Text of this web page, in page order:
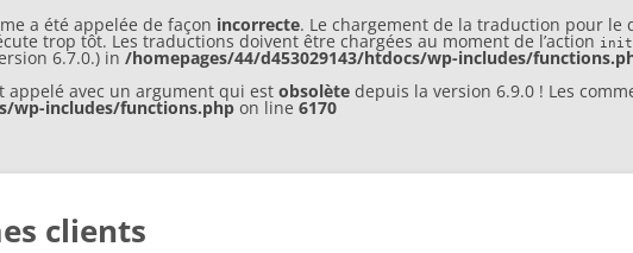
a été appelée de façon incorrecte. Le chargement de la traduction pour le
trop tôt. Les traductions doivent être chargées au moment de l’action init
6.7.0.) in /homepages/44/d453029143/htdocs/wp-includes/
appelé avec un argument qui est obsolète depuis la version 6.9.0 ! Les
wp-includes/functions.php on line 6170
clients